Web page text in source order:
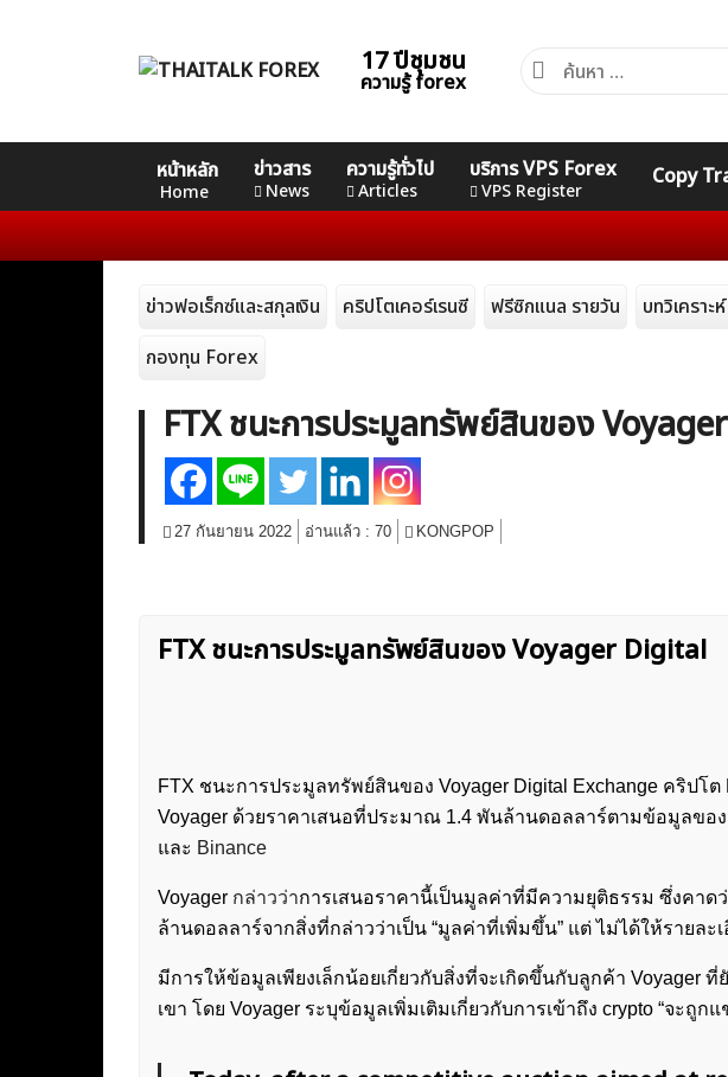
17 ปีชุมชน
ความรู้ forex
ค้นหา
สำหรับ:
หน้าหลัก
Home
ข่าวสาร
News
ความรู้ทั่วไป
Articles
บริการ VPS Forex
VPS Register
Copy
VPS Register
คอร์ส
Basic
คอร์ส
Advance
คอร์ส
Professional
คอร์ส
Expert
ข่าวฟอเร็กซ์และสกุลเงิน คริปโตเคอร์เรนซี ฟรีซิกแนล รายวัน บทวิเคราะห์
กองทุน Forex
FTX ชนะการประมูลทรัพย์สินของ
27 กันยายน 2022 อ่านแล้ว : 70 KONGPOP
FTX ชนะการประมูลทรัพย์สินของ Voyager Digital
FTX ชนะการประมูลทรัพย์สินของ Voyager Digital Exchange คริป
Voyager ด้วยราคาเสนอที่ประมาณ 1.4 พันล้านดอลลาร์ตามข้อมูลขอ
และ Binance
Voyager กล่าวว่าการเสนอราคานี้เป็นมูลค่าที่มีความยุติธรรม ซึ่งคา
ล้านดอลลาร์จากสิ่งที่กล่าวว่าเป็น “มูลค่าที่เพิ่มขึ้น” แต่ ไม่ได้ให้รายละเ
มีการให้ข้อมูลเพียงเล็กน้อยเกี่ยวกับสิ่งที่จะเกิดขึ้นกับลูกค้า Voyager
เขา โดย Voyager ระบุข้อมูลเพิ่มเติมเกี่ยวกับการเข้าถึง crypto “จะถูก